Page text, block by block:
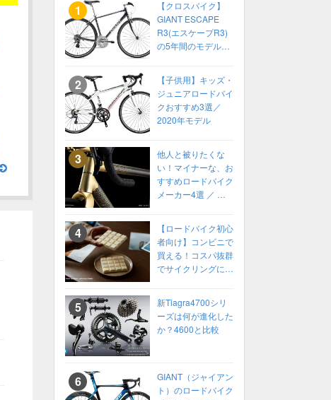
【クロスバイク】
GIANT ESCAPE
R3(エスケープR3)
の5年間のモデル変
【子供用】キッズ・
ジュニアロードバイ
クおすすめ3選／
2020年モデル
他人と被りたくな
い！マイナーな、お
すすめロードバイク
メーカー4選 ／ 高
ーダーも！
【ロードバイク初心
者向け】コンビニで
買える！コスパ抜群
でサイクリングにお
新Tiagra4700シリ
ーズは何が進化した
か？4600と比較
GIANT（ジャイアン
ト）のロードバイク